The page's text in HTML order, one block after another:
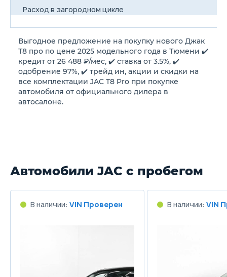
Расход в загородном цикле
Расход в смешанном цикле
9.3/100км
Объем топливного бака
74 л
1880 мм
1830 мм
Выгодное предложение на покупку нового Джак
Т8 про по цене 2025 модельного года в Тюмени ✔️
кредит от 26 488 ₽/мес, ✔️ ставка от 3.5%, ✔️
одобрение 97%, ✔️ трейд ин, акции и скидки на
все комплектации JAC T8 Pro при покупке
автомобиля от официального дилера в
автосалоне.
Автомобили JAC с пробегом
В наличии: VIN Проверен В наличии: VIN